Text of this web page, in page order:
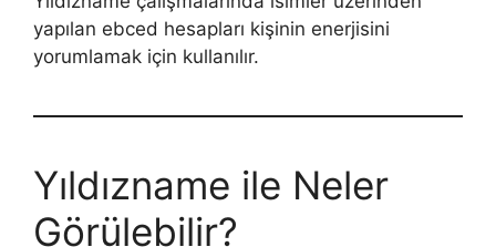
yapılan ebced hesapları kişinin enerjisini
yorumlamak için kullanılır.
Yıldızname ile Neler
Görülebilir?